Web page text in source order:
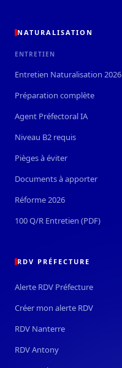
NATURALISATION
ENTRETIEN
Entretien Naturalisation 2026
Préparation complète
Agent Préfectoral IA
Niveau B2 requis
Pièges à éviter
Documents à apporter
Réforme 2026
100 Q/R Entretien (PDF)
RDV PRÉFECTURE
Alerte RDV Préfecture
Créer mon alerte RDV
RDV Nanterre
RDV Antony